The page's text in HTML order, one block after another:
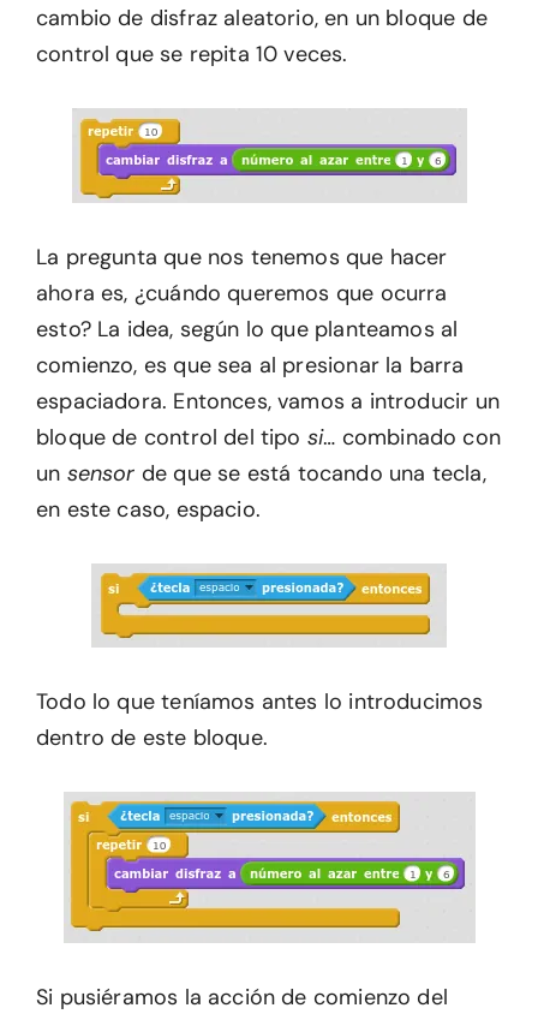
cambio de disfraz aleatorio, en un bloque de
control que se repita 10 veces.
La pregunta que nos tenemos que hacer
ahora es, ¿cuándo queremos que ocurra
esto? La idea, según lo que planteamos al
comienzo, es que sea al presionar la barra
espaciadora. Entonces, vamos a introducir un
bloque de control del tipo si… combinado con
un sensor de que se está tocando una tecla,
en este caso, espacio.
Todo lo que teníamos antes lo introducimos
dentro de este bloque.
Si pusiéramos la acción de comienzo del